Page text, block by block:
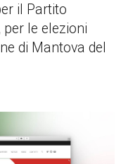
il Partito
le elezioni
di Mantova del